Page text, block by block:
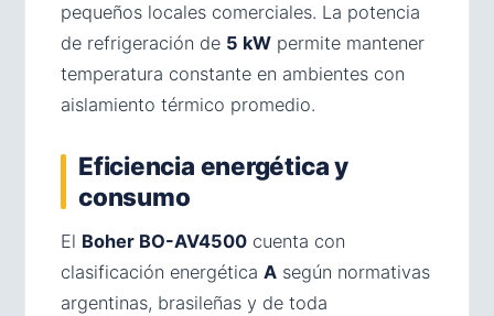
pequeños locales comerciales. La potencia
de refrigeración de 5 kW permite mantener
temperatura constante en ambientes con
aislamiento térmico promedio.
Eficiencia energética y
consumo
El Boher BO-AV4500 cuenta con
clasificación energética A según normativas
argentinas, brasileñas y de toda